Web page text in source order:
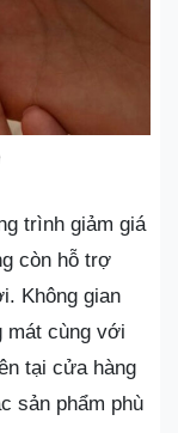
trình giảm giá
còn hỗ trợ
Không gian
mát cùng với
tại cửa hàng
sản phẩm phù